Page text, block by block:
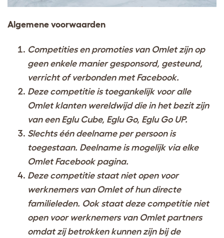
Algemene voorwaarden
Competities en promoties van Omlet zijn op
geen enkele manier gesponsord, gesteund,
verricht of verbonden met Facebook.
Deze competitie is toegankelijk voor alle
Omlet klanten wereldwijd die in het bezit zijn
van een Eglu Cube, Eglu Go, Eglu Go UP.
Slechts één deelname per persoon is
toegestaan. Deelname is mogelijk via elke
Omlet Facebook pagina.
Deze competitie staat niet open voor
werknemers van Omlet of hun directe
familieleden. Ook staat deze competitie niet
open voor werknemers van Omlet partners
omdat zij betrokken kunnen zijn bij de